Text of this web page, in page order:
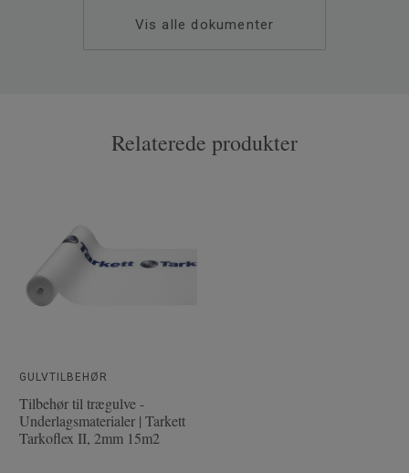
Vis alle dokumenter
Relaterede produkter
GULVTILBEHØR
Tilbehør til trægulve -
Underlagsmaterialer | Tarkett
Tarkoflex II, 2mm 15m2